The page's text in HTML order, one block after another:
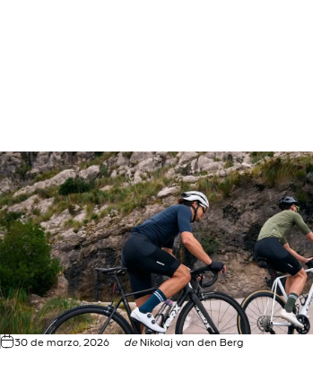
30 de marzo, 2026 de Nikolaj van den Berg